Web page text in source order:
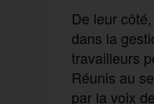
De leur
dans la
travailleurs
Réunis au
par la voix